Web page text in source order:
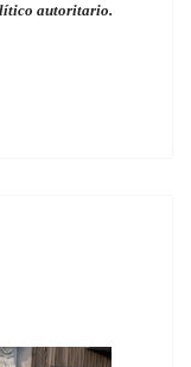
autoritario.